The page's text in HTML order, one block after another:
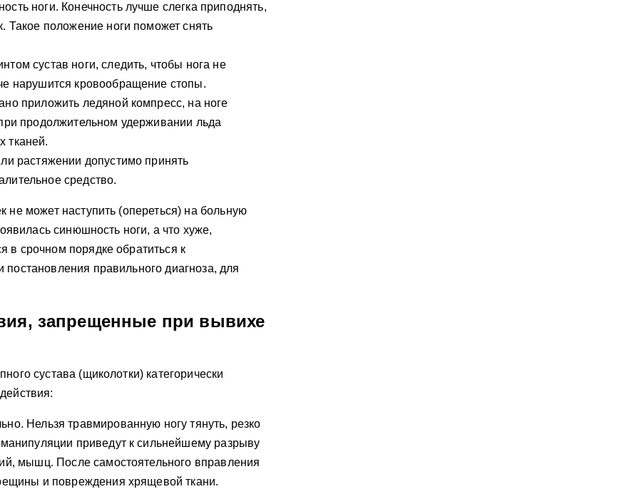
ноги. Конечность лучше слегка приподнять,
Такое положение ноги поможет снять
сустав ноги, следить, чтобы нога не
нарушится кровообращение стопы.
приложить ледяной компресс, на ноге
продолжительном удерживании льда
тканей.
растяжении допустимо принять
средство.
не может наступить (опереться) на больную
синюшность ноги, а что хуже,
срочном порядке обратиться к
правильного диагноза, для
запрещенные при вывихе
сустава (щиколотки) категорически
Нельзя травмированную ногу тянуть, резко
приведут к сильнейшему разрыву
мышц. После самостоятельного вправления
и повреждения хрящевой ткани.